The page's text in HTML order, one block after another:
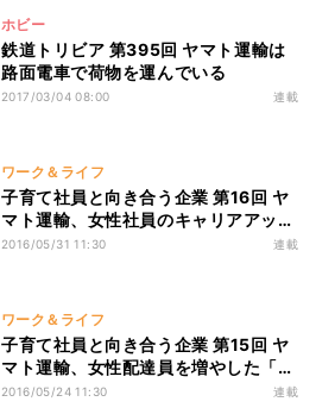
ホビー
鉄道トリビア 第395回 ヤマト運輸は
路面電車で荷物を運んでいる
2017/03/04 08:00 連載
ワーク＆ライフ
子育て社員と向き合う企業 第16回 ヤ
マト運輸、女性社員のキャリアアップ
には課題も
2016/05/31 11:30 連載
ワーク＆ライフ
子育て社員と向き合う企業 第15回 ヤ
マト運輸、女性配達員を増やした「バ
ス停方式」とは
2016/05/24 11:30 連載